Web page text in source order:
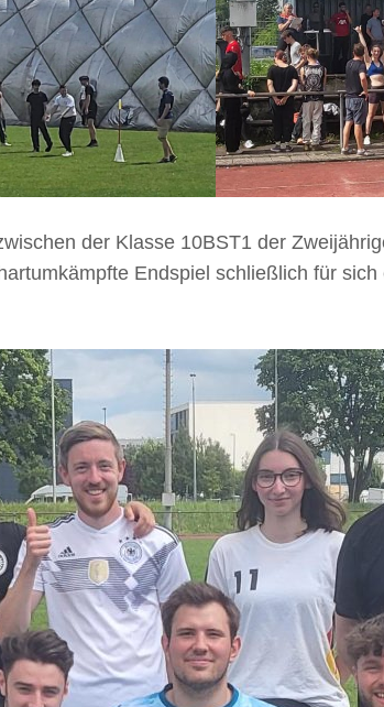
der Klasse 10BST1 der
Endspiel schließlich für